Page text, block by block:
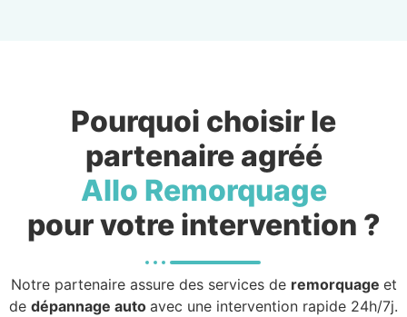
Pourquoi choisir le
partenaire agréé
Allo Remorquage
pour votre intervention ?
Notre partenaire assure des services de remorquage et
de dépannage auto avec une intervention rapide 24h/7j.